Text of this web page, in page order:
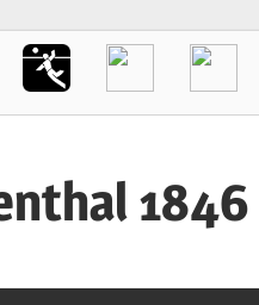
1846